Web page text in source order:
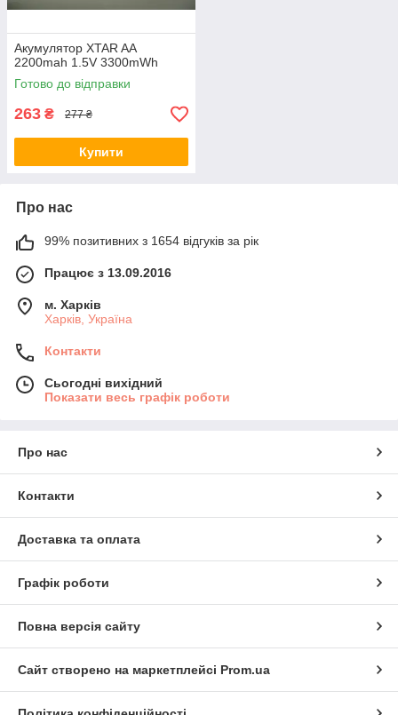
Акумулятор XTAR AA
2200mah 1.5V 3300mWh
Готово до відправки
263 ₴ 277 ₴
Купити
Про нас
99% позитивних з 1654 відгуків за рік
Працює з 13.09.2016
м. Харків
Харків, Україна
Контакти
Сьогодні вихідний
Показати весь графік роботи
Про нас
Контакти
Доставка та оплата
Графік роботи
Повна версія сайту
Сайт створено на маркетплейсі Prom.ua